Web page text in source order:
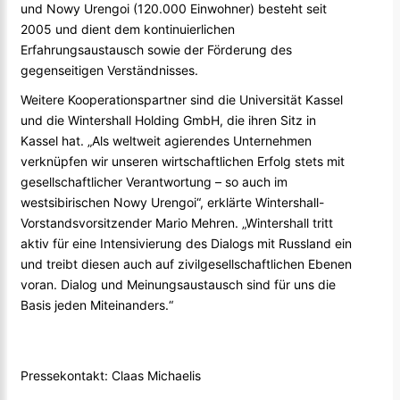
und Nowy Urengoi (120.000 Einwohner) besteht seit
2005 und dient dem kontinuierlichen
Erfahrungsaustausch sowie der Förderung des
gegenseitigen Verständnisses.
Weitere Kooperationspartner sind die Universität Kassel
und die Wintershall Holding GmbH, die ihren Sitz in
Kassel hat. „Als weltweit agierendes Unternehmen
verknüpfen wir unseren wirtschaftlichen Erfolg stets mit
gesellschaftlicher Verantwortung – so auch im
westsibirischen Nowy Urengoi“, erklärte Wintershall-
Vorstandsvorsitzender Mario Mehren. „Wintershall tritt
aktiv für eine Intensivierung des Dialogs mit Russland ein
und treibt diesen auch auf zivilgesellschaftlichen Ebenen
voran. Dialog und Meinungsaustausch sind für uns die
Basis jeden Miteinanders.“
Pressekontakt: Claas Michaelis